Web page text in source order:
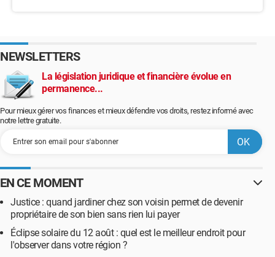
NEWSLETTERS
La législation juridique et financière évolue en
permanence...
Pour mieux gérer vos finances et mieux défendre vos droits, restez informé avec
notre lettre gratuite.
EN CE MOMENT
Justice : quand jardiner chez son voisin permet de devenir
propriétaire de son bien sans rien lui payer
Éclipse solaire du 12 août : quel est le meilleur endroit pour
l'observer dans votre région ?